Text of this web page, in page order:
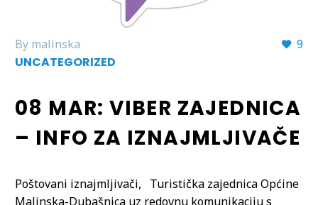
9
By malinska
UNCATEGORIZED
08 MAR:VIBER ZAJEDNICA
– INFO ZA IZNAJMLJIVAČE
Poštovani iznajmljivači, Turistička zajednica Općine
Malinska-Dubašnica uz redovnu komunikaciju s